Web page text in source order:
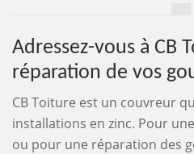
Adressez-vous à CB
réparation de vos
CB Toiture est un couvreur
installations en zinc. Pour
ou pour une réparation des